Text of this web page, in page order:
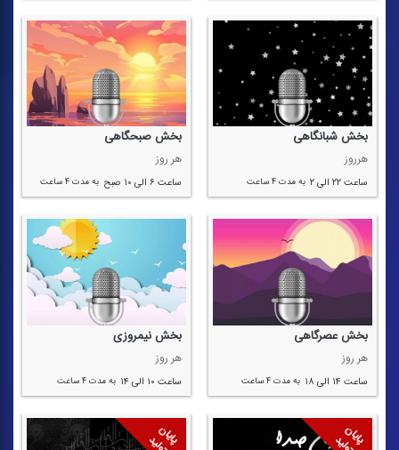
بخش شبانگاهی
هرروز
ساعت ۲۲ الی ۲ به مدت ۴ ساعت
بخش صبحگاهی
هر روز
ساعت ۶ الی ۱۰ صبح به مدت ۴ ساعت
بخش عصرگاهی
هر روز
ساعت ۱۴ الی ۱۸ به مدت ۴ ساعت
بخش نیمروزی
هر روز
ساعت ۱۰ الی ۱۴ به مدت ۴ ساعت
پایان پایان